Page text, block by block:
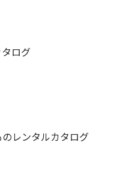
ログ
レンタルカタログ